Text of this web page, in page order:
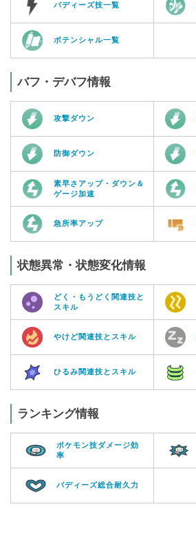
バディーズ技一覧
ポテンシャル一覧
バフ・デバフ情報
攻撃ダウン
防御ダウン
素早さアップ・ダウン＆
ゲージ加速
急所率アップ
状態異常・状態変化情報
どく・もうどく関連技と
スキル
やけど関連技とスキル
ひるみ関連技とスキル
ランキング情報
ポケモン技ダメージ効
率
バディーズ総合耐久力